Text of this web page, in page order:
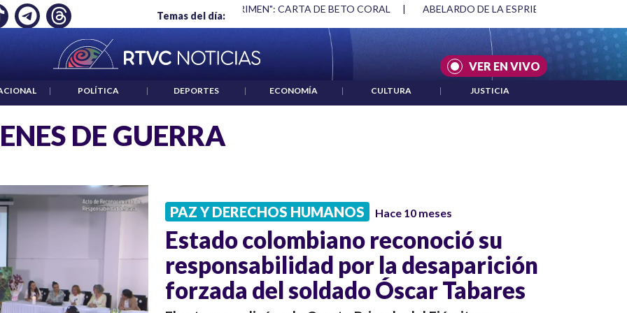
Temas del día:
ES UN CRIMEN": CARTA DE BETO CORAL ABELARDO DE LA ESPRIELLA Y DMG ACUERDOS ENTRE ESTADOS UNIDOS E
VER EN VIVO
| POLÍTICA | DEPORTES | ECONOMÍA | CULTURA | JUSTICIA
DE GUERRA
PAZ Y DERECHOS HUMANOS Hace 10 meses
Estado colombiano reconoció su
responsabilidad por la desaparición
forzada del soldado Óscar Tabares